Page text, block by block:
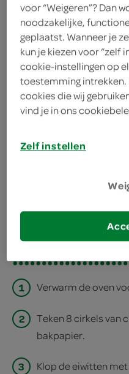
4 eiwitten
benodigdheden
print recept
1 Verwarm de oven
2
Teken 8 cirkels van
bakpapier.
3
Klop de eiwitten
voor “Weigeren”? Dan
noodzakelijke,
geplaatst. Wanneer je
kun je kiezen voor “zelf
cookie-instellingen op
toestemming
cookies die wij
vind je in ons
Zelf instellen